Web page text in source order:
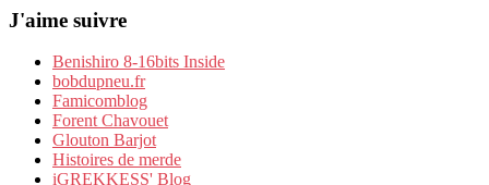
J'aime suivre
Benishiro 8-16bits Inside
bobdupneu.fr
Famicomblog
Forent Chavouet
Glouton Barjot
Histoires de merde
iGREKKESS' Blog